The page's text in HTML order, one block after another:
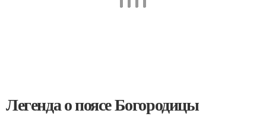
Легенда о поясе Богородицы